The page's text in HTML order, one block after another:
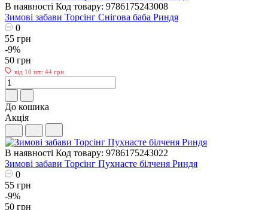
В наявності Код товару: 9786175243008
Зимові забави Торсiнг Снігова баба Риндя
0
55 грн
-9%
50 грн
від 10 шт: 44 грн
До кошика
Акція
В наявності Код товару: 9786175243022
Зимові забави Торсiнг Пухнасте білченя Риндя
0
55 грн
-9%
50 грн